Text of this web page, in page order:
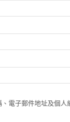
電子郵件地址及個人